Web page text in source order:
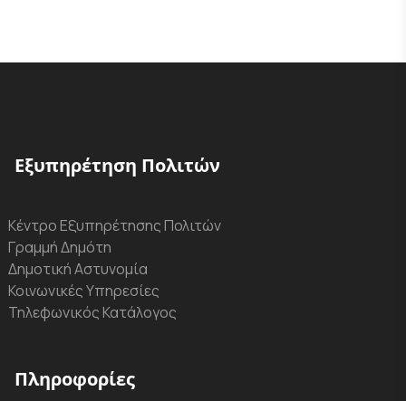
Εξυπηρέτηση Πολιτών
Κέντρο Εξυπηρέτησης Πολιτών
Γραμμή Δημότη
Δημοτική Αστυνομία
Κοινωνικές Υπηρεσίες
Τηλεφωνικός Κατάλογος
Πληροφορίες